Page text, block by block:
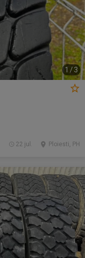
1 /3
Ploiesti, PH
22 jul.